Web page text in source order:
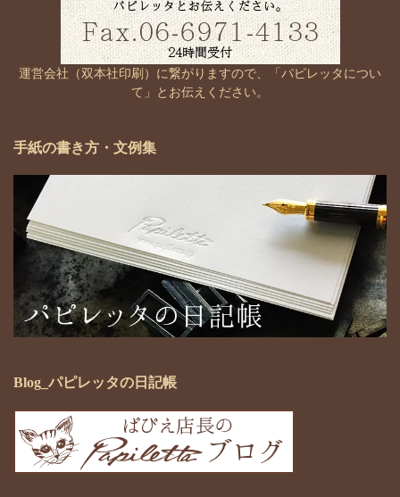
運営会社（双本社印刷）に繋がりますので、「パピレッタについ
て」とお伝えください。
手紙の書き方・文例集
Blog_パピレッタの日記帳